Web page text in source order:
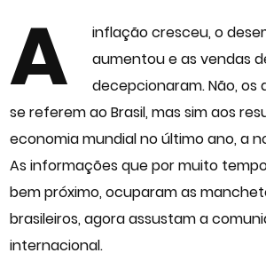
A
inflação cresceu, o
aumentou e as vendas
decepcionaram. Não, os
se referem ao Brasil, mas sim aos
economia mundial no último ano, a
As informações que por muito
bem próximo, ocuparam as
brasileiros, agora assustam a
internacional.